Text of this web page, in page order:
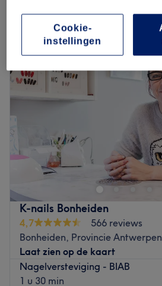
Een salon met:
nagelversteviging in de buurt van Mechelen,
K-nails Bonheiden
4,7
566 reviews
Bonheiden, Provincie Antwerpen
Laat zien op de kaart
Nagelversteviging - BIAB
1 u 30 min
Cookie-
instellingen